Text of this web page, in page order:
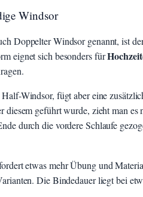
Windsor
Doppelter Windsor genannt, ist
eignet sich besonders für
Windsor, fügt aber eine
diesem geführt wurde, zieht man
durch die vordere Schlaufe
etwas mehr Übung und
Die Bindedauer liegt bei